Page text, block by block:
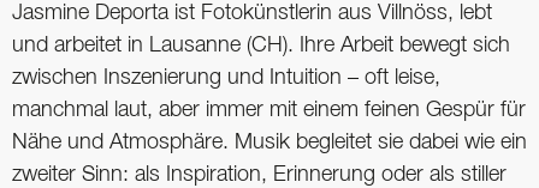
Jasmine Deporta ist Fotokünstlerin aus Villnöss, lebt
und arbeitet in Lausanne (CH). Ihre Arbeit bewegt sich
zwischen Inszenierung und Intuition – oft leise,
manchmal laut, aber immer mit einem feinen Gespür für
Nähe und Atmosphäre. Musik begleitet sie dabei wie ein
zweiter Sinn: als Inspiration, Erinnerung oder als stiller